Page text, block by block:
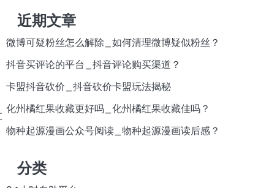
近期文章
微博可疑粉丝怎么解除_如何清理微博疑似粉丝？
抖音买评论的平台_抖音评论购买渠道？
卡盟抖音砍价_抖音砍价卡盟玩法揭秘
化州橘红果收藏更好吗_化州橘红果收藏佳吗？
物种起源漫画公众号阅读_物种起源漫画读后感？
分类